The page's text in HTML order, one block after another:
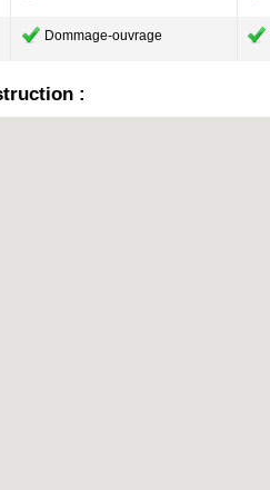
Dommage-ouvrage
: